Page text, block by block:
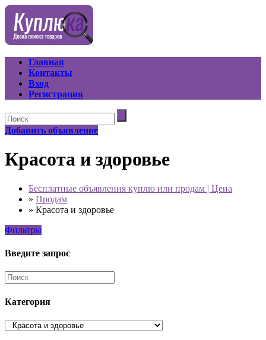
Главная
Контакты
Вход
Регистрация
Добавить объявление
Красота и здоровье
Бесплатные объявления куплю или продам | Цена
» Продам
» Красота и здоровье
Фильтры
Введите запрос
Категория